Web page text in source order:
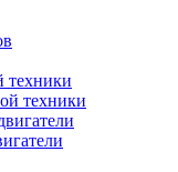
техники
техники